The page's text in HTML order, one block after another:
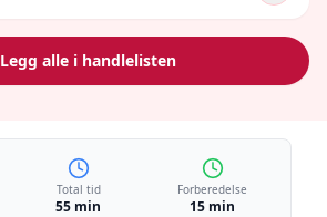
Legg alle i handlelisten
Total tid
55 min
Forberedelse
15 min